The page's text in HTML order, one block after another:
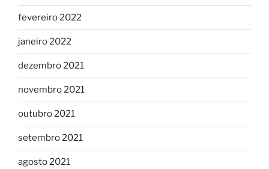
fevereiro 2022
janeiro 2022
dezembro 2021
novembro 2021
outubro 2021
setembro 2021
agosto 2021